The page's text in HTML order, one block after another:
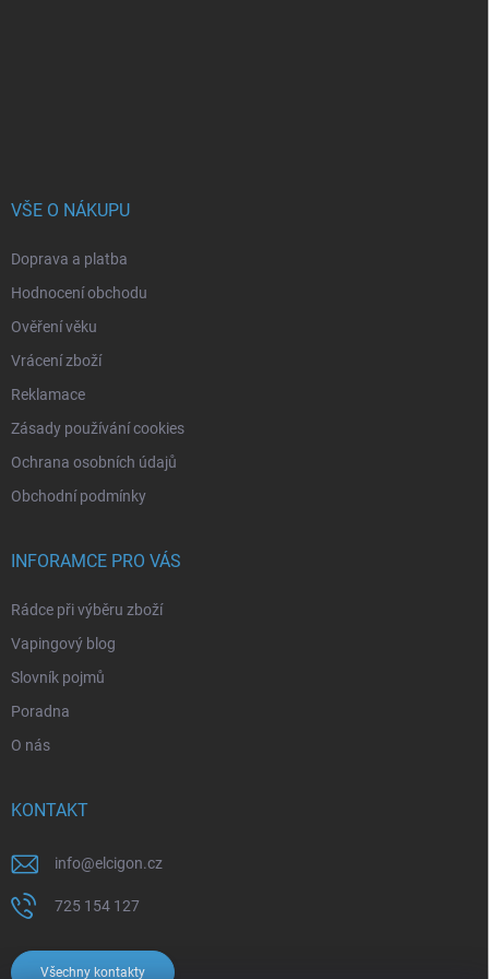
VŠE O NÁKUPU
Doprava a platba
Hodnocení obchodu
Ověření věku
Vrácení zboží
Reklamace
Zásady používání cookies
Ochrana osobních údajů
Obchodní podmínky
INFORAMCE PRO VÁS
Rádce při výběru zboží
Vapingový blog
Slovník pojmů
Poradna
O nás
KONTAKT
info@elcigon.cz
725 154 127
Všechny kontakty